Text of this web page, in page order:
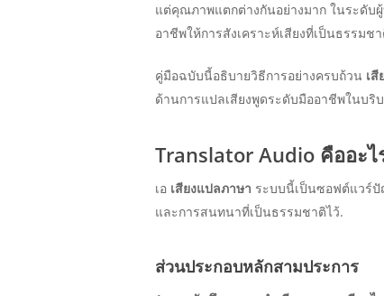
แต่คุณภาพแตกต่างกันอย่างมาก ในระดับ
อาชีพให้การสังเคราะห์เสียงที่เป็นธรรม
คู่มือฉบับนี้อธิบายวิธีการอย่างครบถ้วน เ
ด้านการแปลเสียงพูดระดับมืออาชีพในบริ
Translator Audio คืออะไ
เอ เสียงแปลภาษา ระบบนี้เป็นซอฟต์แวร์ปั
และการสนทนาที่เป็นธรรมชาติไว้.
ส่วนประกอบหลักสามประการ